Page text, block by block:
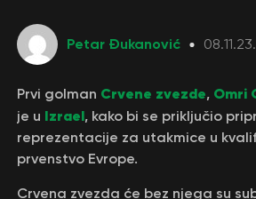
Petar Đukanović 08.11.23.
Prvi golman Crvene zvezde, Omri
je u Izrael, kako bi se priključio
reprezentacije za utakmice u
prvenstvo Evrope.
Crvena zvezda će bez njega su